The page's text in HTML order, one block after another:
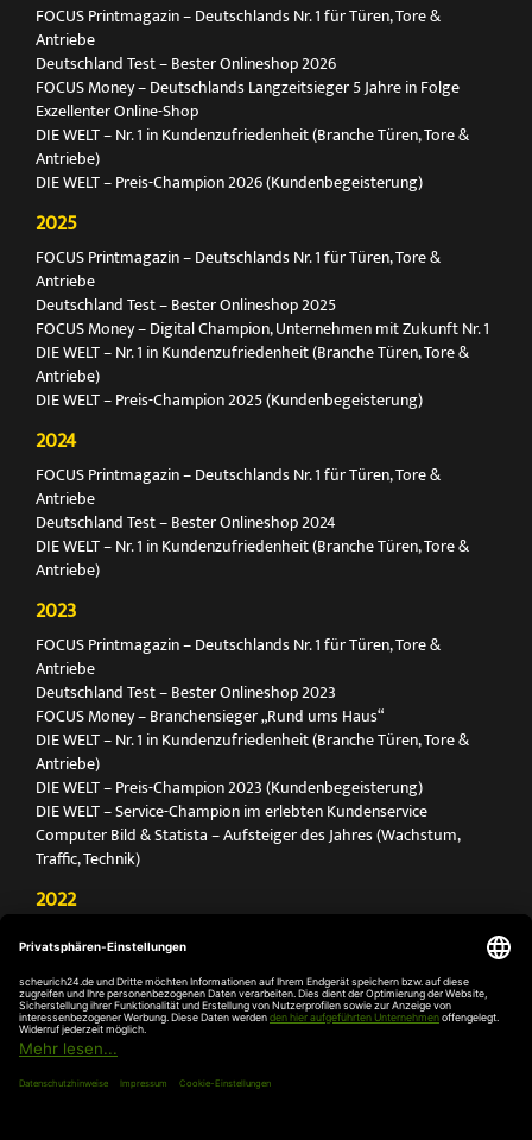
FOCUS Printmagazin – Deutschlands Nr. 1 für Türen, Tore &
Antriebe
Deutschland Test – Bester Onlineshop 2026
FOCUS Money – Deutschlands Langzeitsieger 5 Jahre in Folge
Exzellenter Online-Shop
DIE WELT – Nr. 1 in Kundenzufriedenheit (Branche Türen, Tore &
Antriebe)
DIE WELT – Preis-Champion 2026 (Kundenbegeisterung)
2025
FOCUS Printmagazin – Deutschlands Nr. 1 für Türen, Tore &
Antriebe
Deutschland Test – Bester Onlineshop 2025
FOCUS Money – Digital Champion, Unternehmen mit Zukunft Nr. 1
DIE WELT – Nr. 1 in Kundenzufriedenheit (Branche Türen, Tore &
Antriebe)
DIE WELT – Preis-Champion 2025 (Kundenbegeisterung)
2024
FOCUS Printmagazin – Deutschlands Nr. 1 für Türen, Tore &
Antriebe
Deutschland Test – Bester Onlineshop 2024
DIE WELT – Nr. 1 in Kundenzufriedenheit (Branche Türen, Tore &
Antriebe)
2023
FOCUS Printmagazin – Deutschlands Nr. 1 für Türen, Tore &
Antriebe
Deutschland Test – Bester Onlineshop 2023
FOCUS Money – Branchensieger „Rund ums Haus“
DIE WELT – Nr. 1 in Kundenzufriedenheit (Branche Türen, Tore &
Antriebe)
DIE WELT – Preis-Champion 2023 (Kundenbegeisterung)
DIE WELT – Service-Champion im erlebten Kundenservice
Computer Bild & Statista – Aufsteiger des Jahres (Wachstum,
Traffic, Technik)
2022
Antriebe
Deutschland Test – Bester Onlineshop 2022
FOCUS Money – Branchensieger „Rund ums Haus“
DIE WELT – Service-Champion im erlebten Kundenservice
DIE WELT – Branchengewinner Gold-Rang (Türen, Tore & Antriebe)